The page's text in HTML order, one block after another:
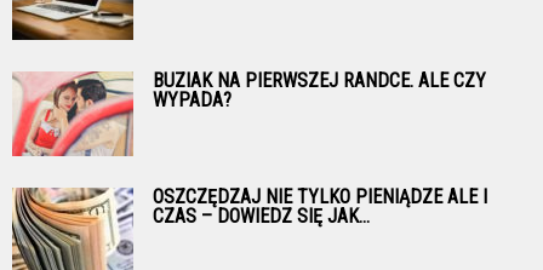
BUZIAK NA PIERWSZEJ RANDCE. ALE CZY
WYPADA?
OSZCZĘDZAJ NIE TYLKO PIENIĄDZE ALE I
CZAS – DOWIEDZ SIĘ JAK...